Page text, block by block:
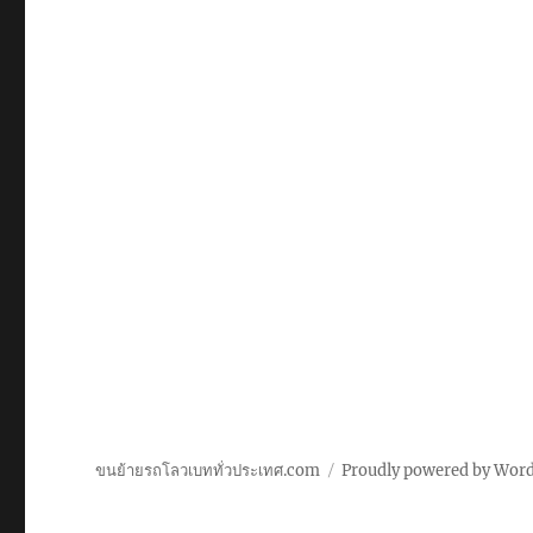
ขนย้ายรถโลวเบททั่วประเทศ.com Proudly powered by